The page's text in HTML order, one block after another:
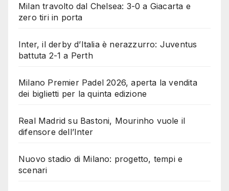
Milan travolto dal Chelsea: 3-0 a Giacarta e
zero tiri in porta
Inter, il derby d’Italia è nerazzurro: Juventus
battuta 2-1 a Perth
Milano Premier Padel 2026, aperta la vendita
dei biglietti per la quinta edizione
Real Madrid su Bastoni, Mourinho vuole il
difensore dell’Inter
Nuovo stadio di Milano: progetto, tempi e
scenari